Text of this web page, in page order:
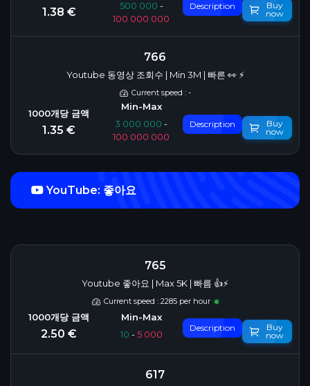
1.38 € 500 000 -
100 000 000
Description
Buy
now
766
Youtube 동영상 조회수 | Min 3M | 빠른 👀 ⚡️
Current speed : -
1.35 € 3 000 000 -
100 000 000
Description
Buy
now
YouTube: 좋아요
765
Youtube 좋아요 | Max 5K | 빠름 👍⚡
Current speed : 2285 per hour
2.50 € 10 -5 000
Description
Buy
now
617